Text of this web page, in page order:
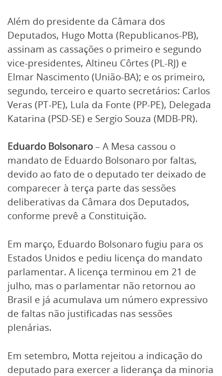
Além do presidente da Câmara dos
Deputados, Hugo Motta (Republicanos-PB),
assinam as cassações o primeiro e segundo
vice-presidentes, Altineu Côrtes (PL-RJ) e
Elmar Nascimento (União-BA); e os primeiro,
segundo, terceiro e quarto secretários: Carlos
Veras (PT-PE), Lula da Fonte (PP-PE), Delegada
Katarina (PSD-SE) e Sergio Souza (MDB-PR).
Eduardo Bolsonaro– A Mesa cassou o
mandato de Eduardo Bolsonaro por faltas,
devido ao fato de o deputado ter deixado de
comparecer à terça parte das sessões
deliberativas da Câmara dos Deputados,
conforme prevê a Constituição.
Em março, Eduardo Bolsonaro fugiu para os
Estados Unidos e pediu licença do mandato
parlamentar. A licença terminou em 21 de
julho, mas o parlamentar não retornou ao
Brasil e já acumulava um número expressivo
de faltas não justificadas nas sessões
plenárias.
Em setembro, Motta rejeitou a indicação do
deputado para exercer a liderança da minoria